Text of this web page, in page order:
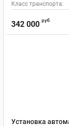
Класс транспорта:
342 000 руб
Установка